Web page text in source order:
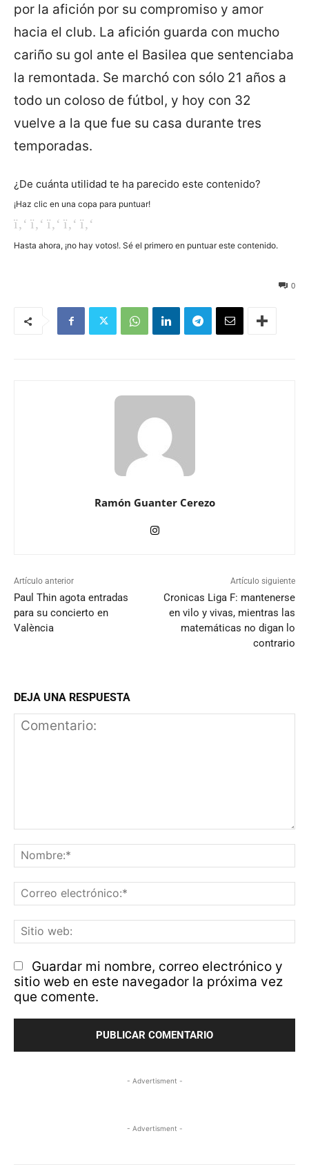
por la afición por su compromiso y amor
hacia el club. La afición guarda con mucho
cariño su gol ante el Basilea que sentenciaba
la remontada. Se marchó con sólo 21 años a
todo un coloso de fútbol, y hoy con 32
vuelve a la que fue su casa durante tres
temporadas.
¿De cuánta utilidad te ha parecido este contenido?
¡Haz clic en una copa para puntuar!
Hasta ahora, ¡no hay votos!. Sé el primero en puntuar este contenido.
0
Ramón Guanter Cerezo
Artículo anterior
Paul Thin agota entradas
para su concierto en
València
Artículo siguiente
Cronicas Liga F: mantenerse
en vilo y vivas, mientras las
matemáticas no digan lo
contrario
DEJA UNA RESPUESTA
Guardar mi nombre, correo electrónico y
sitio web en este navegador la próxima vez
que comente.
- Advertisment -
- Advertisment -